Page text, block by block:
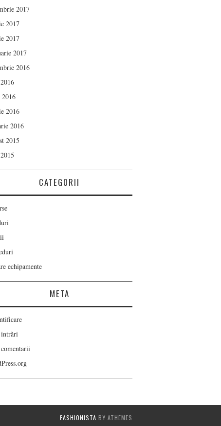
2017
2017
2017
2017
2016
2016
2016
2015
CATEGORII
echipamente
META
FASHIONISTA BY ATHEMES